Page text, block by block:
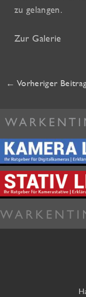
zu gelangen.
Zur Galerie
← Vorheriger